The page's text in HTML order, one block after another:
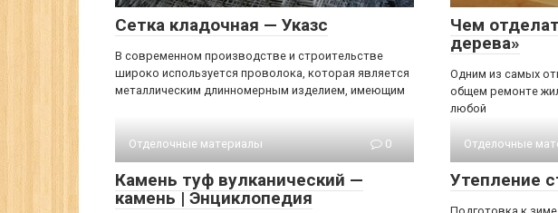
Сетка кладочная — Указс
В современном производстве и строительстве
широко используется проволока, которая является
металлическим длинномерным изделием, имеющим
Чем
дерева»
Одним из самых
общем ремонте
любой
Отделочные материалы 0
Камень туф вулканический —
камень | Энциклопедия
Отделочные
Утепление